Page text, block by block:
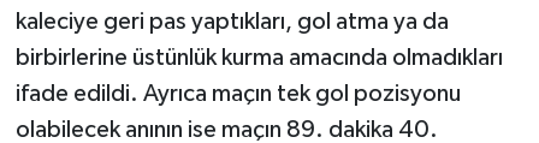
kaleciye geri pas yaptıkları, gol atma ya da
birbirlerine üstünlük kurma amacında olmadıkları
ifade edildi. Ayrıca maçın tek gol pozisyonu
olabilecek anının ise maçın 89. dakika 40.